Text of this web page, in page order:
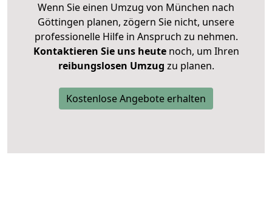
Wenn Sie einen Umzug von München nach
Göttingen planen, zögern Sie nicht, unsere
professionelle Hilfe in Anspruch zu nehmen.
Kontaktieren Sie uns heutenoch, um Ihren
reibungslosen Umzug zu planen.
Kostenlose Angebote erhalten